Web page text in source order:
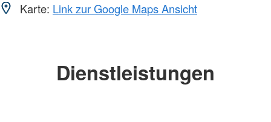
Karte: Link zur Google Maps Ansicht
Dienstleistungen